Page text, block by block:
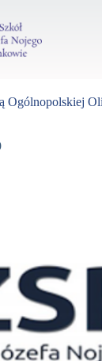
Ogólnopolskiej